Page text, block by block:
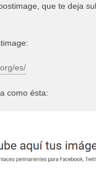
que te deja
es/
como ésta: